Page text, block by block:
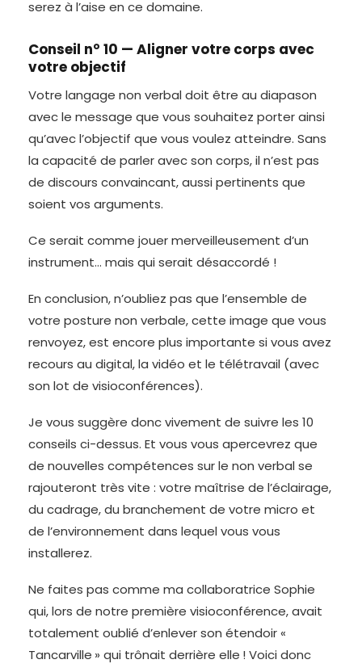
serez à l’aise en ce domaine.
Conseil n° 10 — Aligner votre corps avec
votre objectif
Votre langage non verbal doit être au diapason
avec le message que vous souhaitez porter ainsi
qu’avec l’objectif que vous voulez atteindre. Sans
la capacité de parler avec son corps, il n’est pas
de discours convaincant, aussi pertinents que
soient vos arguments.
Ce serait comme jouer merveilleusement d’un
instrument… mais qui serait désaccordé !
En conclusion, n’oubliez pas que l’ensemble de
votre posture non verbale, cette image que vous
renvoyez, est encore plus importante si vous avez
recours au digital, la vidéo et le télétravail (avec
son lot de visioconférences).
Je vous suggère donc vivement de suivre les 10
conseils ci-dessus. Et vous vous apercevrez que
de nouvelles compétences sur le non verbal se
rajouteront très vite : votre maîtrise de l’éclairage,
du cadrage, du branchement de votre micro et
de l’environnement dans lequel vous vous
installerez.
Ne faites pas comme ma collaboratrice Sophie
qui, lors de notre première visioconférence, avait
totalement oublié d’enlever son étendoir «
Tancarville » qui trônait derrière elle ! Voici donc